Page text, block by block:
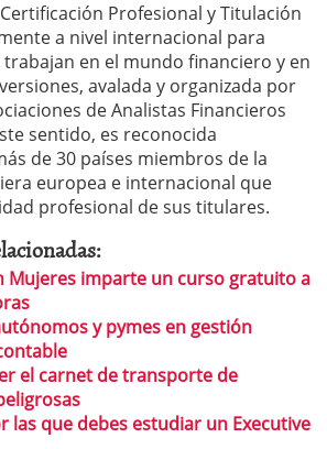
Profesional y Titulación
a nivel internacional para
en el mundo financiero y en
avalada y organizada por
de Analistas Financieros
sentido, es reconocida
de 30 países miembros de la
europea e internacional que
profesional de sus titulares.
Mujeres imparte un curso gratuito a
y pymes en gestión
el carnet de transporte de
las que debes estudiar un Executive